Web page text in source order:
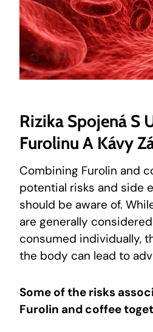
Rizika Spojená S
Furolinu A Kávy
Combining Furolin and
potential risks and side
should be aware of.
are generally
consumed individually,
the body can lead to
Some of the risks
Furolin and coffee